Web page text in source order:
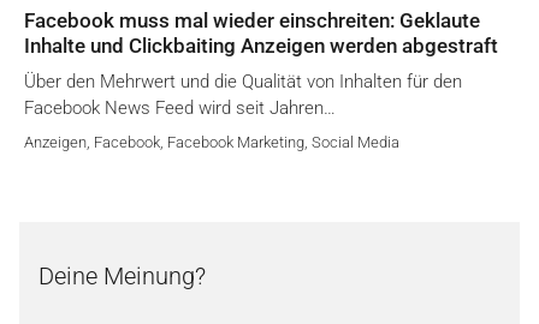
Facebook muss mal wieder einschreiten: Geklaute
Inhalte und Clickbaiting Anzeigen werden abgestraft
Über den Mehrwert und die Qualität von Inhalten für den
Facebook News Feed wird seit Jahren…
Anzeigen, Facebook, Facebook Marketing, Social Media
Deine Meinung?